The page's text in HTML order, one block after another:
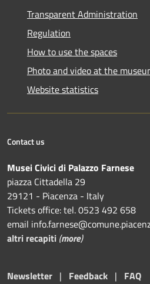
Transparent Administration
Regulation
How to use the spaces
Photo and video at the
Website statistics
Contact us
Musei Civici di Palazzo Farnese
piazza Cittadella 29
29121 - Piacenza - Italy
Tickets office: tel. 0523 492 658
email
altri recapiti (more)
Newsletter | Feedback | FAQ